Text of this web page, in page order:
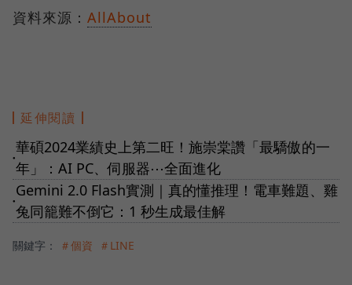
資料來源： AllAbout
延伸閱讀
●
華碩2024業績史上第二旺！施崇棠讚「最驕傲的一
年」：AI PC、伺服器⋯全面進化
●
Gemini 2.0 Flash實測｜真的懂推理！電車難題、雞
兔同籠難不倒它：1 秒生成最佳解
關鍵字： ＃個資 ＃LINE